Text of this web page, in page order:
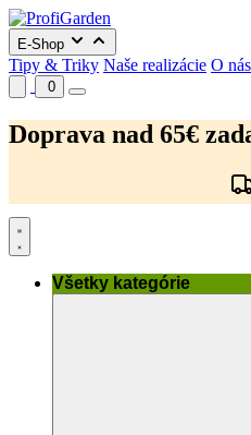
E-Shop
Tipy & Triky Naše realizácie O nás
0
na
obsah
Doprava nad 65€
Všetky kategórie